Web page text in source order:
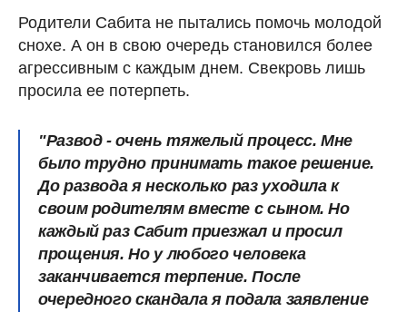
Родители Сабита не пытались помочь молодой
снохе. А он в свою очередь становился более
агрессивным с каждым днем. Свекровь лишь
просила ее потерпеть.
"Развод - очень тяжелый процесс. Мне
было трудно принимать такое решение.
До развода я несколько раз уходила к
своим родителям вместе с сыном. Но
каждый раз Сабит приезжал и просил
прощения. Но у любого человека
заканчивается терпение. После
очередного скандала я подала заявление